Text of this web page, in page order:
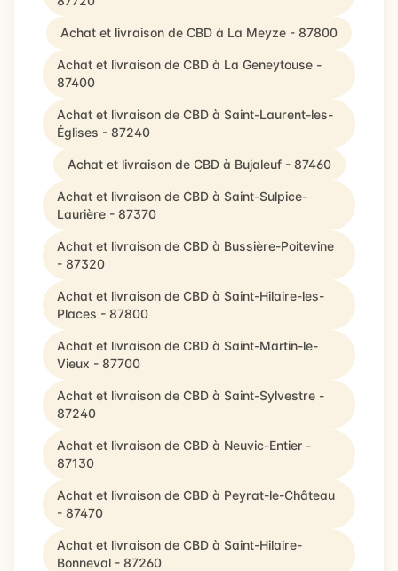
Achat et livraison de CBD à La Meyze - 87800
Achat et livraison de CBD à La Geneytouse -
87400
Achat et livraison de CBD à Saint-Laurent-les-
Églises - 87240
Achat et livraison de CBD à Bujaleuf - 87460
Achat et livraison de CBD à Saint-Sulpice-
Laurière - 87370
Achat et livraison de CBD à Bussière-Poitevine
- 87320
Achat et livraison de CBD à Saint-Hilaire-les-
Places - 87800
Achat et livraison de CBD à Saint-Martin-le-
Vieux - 87700
Achat et livraison de CBD à Saint-Sylvestre -
87240
Achat et livraison de CBD à Neuvic-Entier -
87130
Achat et livraison de CBD à Peyrat-le-Château
- 87470
Achat et livraison de CBD à Saint-Hilaire-
Bonneval - 87260